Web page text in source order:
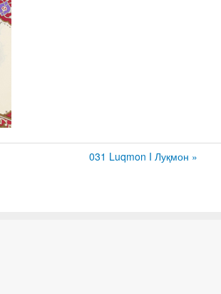
031 Luqmon I Луқмон »